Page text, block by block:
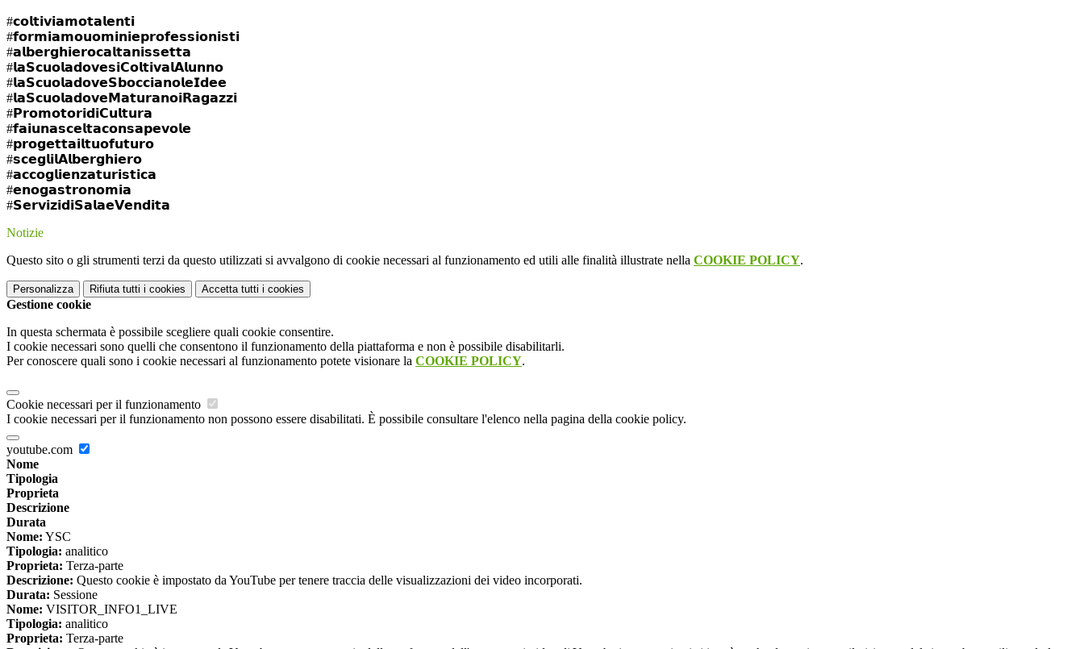
#𝗰𝗼𝗹𝘁𝗶𝘃𝗶𝗮𝗺𝗼𝘁𝗮𝗹𝗲𝗻𝘁𝗶
#𝗳𝗼𝗿𝗺𝗶𝗮𝗺𝗼𝘂𝗼𝗺𝗶𝗻𝗶𝗲𝗽𝗿𝗼𝗳𝗲𝘀𝘀𝗶𝗼𝗻𝗶𝘀𝘁𝗶
#𝗮𝗹𝗯𝗲𝗿𝗴𝗵𝗶𝗲𝗿𝗼𝗰𝗮𝗹𝘁𝗮𝗻𝗶𝘀𝘀𝗲𝘁𝘁𝗮
#𝗹𝗮𝗦𝗰𝘂𝗼𝗹𝗮𝗱𝗼𝘃𝗲𝘀𝗶𝗖𝗼𝗹𝘁𝗶𝘃𝗮𝗹𝗔𝗹𝘂𝗻𝗻𝗼
#𝗹𝗮𝗦𝗰𝘂𝗼𝗹𝗮𝗱𝗼𝘃𝗲𝗦𝗯𝗼𝗰𝗰𝗶𝗮𝗻𝗼𝗹𝗲𝗜𝗱𝗲𝗲
#𝗹𝗮𝗦𝗰𝘂𝗼𝗹𝗮𝗱𝗼𝘃𝗲𝗠𝗮𝘁𝘂𝗿𝗮𝗻𝗼𝗶𝗥𝗮𝗴𝗮𝘇𝘇𝗶
#𝗣𝗿𝗼𝗺𝗼𝘁𝗼𝗿𝗶𝗱𝗶𝗖𝘂𝗹𝘁𝘂𝗿𝗮
#𝗳𝗮𝗶𝘂𝗻𝗮𝘀𝗰𝗲𝗹𝘁𝗮𝗰𝗼𝗻𝘀𝗮𝗽𝗲𝘃𝗼𝗹𝗲
#𝗽𝗿𝗼𝗴𝗲𝘁𝘁𝗮𝗶𝗹𝘁𝘂𝗼𝗳𝘂𝘁𝘂𝗿𝗼
#𝘀𝗰𝗲𝗴𝗹𝗶𝗹𝗔𝗹𝗯𝗲𝗿𝗴𝗵𝗶𝗲𝗿𝗼
#𝗮𝗰𝗰𝗼𝗴𝗹𝗶𝗲𝗻𝘇𝗮𝘁𝘂𝗿𝗶𝘀𝘁𝗶𝗰𝗮
#𝗲𝗻𝗼𝗴𝗮𝘀𝘁𝗿𝗼𝗻𝗼𝗺𝗶𝗮
#𝗦𝗲𝗿𝘃𝗶𝘇𝗶𝗱𝗶𝗦𝗮𝗹𝗮𝗲𝗩𝗲𝗻𝗱𝗶𝘁𝗮
Notizie
Questo sito o gli strumenti terzi da questo utilizzati si avvalgono di cookie necessari al funzionamento ed utili alle finalità illustrate nella COOKIE POLICY.
Personalizza Rifiuta tutti i cookies Accetta tutti i cookies
Gestione cookie
In questa schermata è possibile scegliere quali cookie consentire.
I cookie necessari sono quelli che consentono il funzionamento della piattaforma e non è possibile disabilitarli.
Per conoscere quali sono i cookie necessari al funzionamento potete visionare la COOKIE POLICY.
Cookie necessari per il funzionamento
I cookie necessari per il funzionamento non possono essere disabilitati. È possibile consultare l'elenco nella pagina della cookie policy.
youtube.com
Nome
Tipologia
Proprieta
Descrizione
Durata
Nome: YSC
Tipologia: analitico
Proprieta: Terza-parte
Descrizione: Questo cookie è impostato da YouTube per tenere traccia delle visualizzazioni dei video incorporati.
Durata: Sessione
Nome: VISITOR_INFO1_LIVE
Tipologia: analitico
Proprieta: Terza-parte